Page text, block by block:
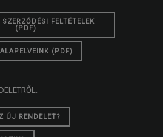
FELTÉTELEK
(PDF)
(PDF)
ÚJ RENDELET?